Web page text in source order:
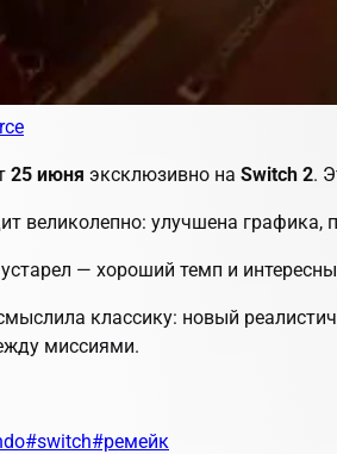
25 июня эксклюзивно на Switch 2.
великолепно: улучшена графика,
— хороший темп и
классику: новый
миссиями.
#switch#ремейк